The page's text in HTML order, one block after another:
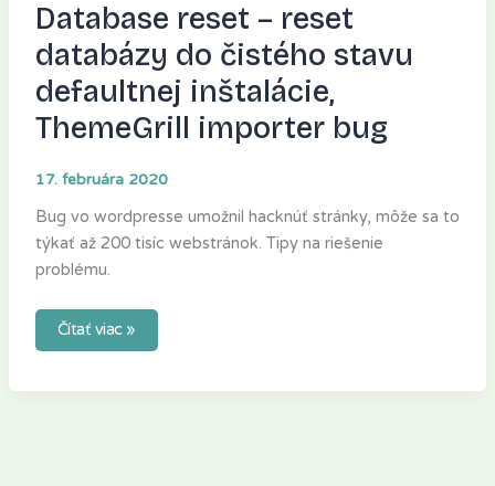
Database reset – reset
databázy do čistého stavu
defaultnej inštalácie,
ThemeGrill importer bug
17. februára 2020
Bug vo wordpresse umožnil hacknúť stránky, môže sa to
týkať až 200 tisíc webstránok. Tipy na riešenie
problému.
Čítať viac »